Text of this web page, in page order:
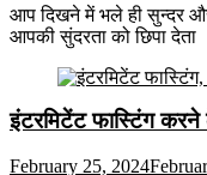
आप दिखने में भले ही सुन्दर
आपकी सुंदरता को छिपा देता
इंटरमिटेंट फास्टिंग
February 25, 2024